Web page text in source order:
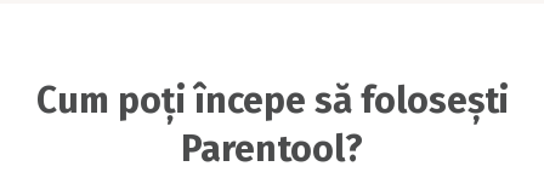
Cum poți începe să folosești
Parentool?